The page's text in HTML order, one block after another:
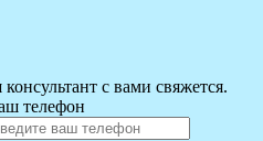
с вами свяжется.
телефон